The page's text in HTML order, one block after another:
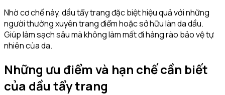
Nhờ cơ chế này, dầu tẩy trang đặc biệt hiệu quả với những
người thường xuyên trang điểm hoặc sở hữu làn da dầu.
Giúp làm sạch sâu mà không làm mất đi hàng rào bảo vệ tự
nhiên của da.
Những ưu điểm và hạn chế cần biết
của dầu tẩy trang